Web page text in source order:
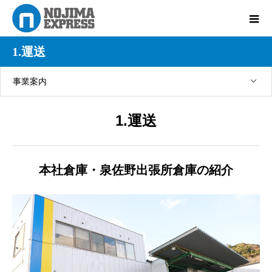
1.運送
事業案内
1.運送
本社倉庫・泉佐野出張所倉庫の紹介